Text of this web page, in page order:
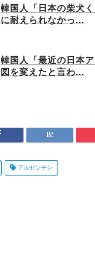
韓国人「日本の柴犬
に耐えられなかっ...
韓国人「最近の日本
図を変えたと言わ...
アルゼンチン